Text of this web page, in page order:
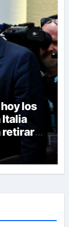
los
retirar